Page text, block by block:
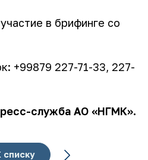
в брифинге со
+99879 227-71-33, 227-
служба АО «НГМК».
списку